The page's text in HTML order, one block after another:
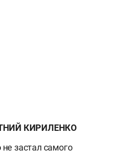
КИРИЛЕНКО
не застал самого